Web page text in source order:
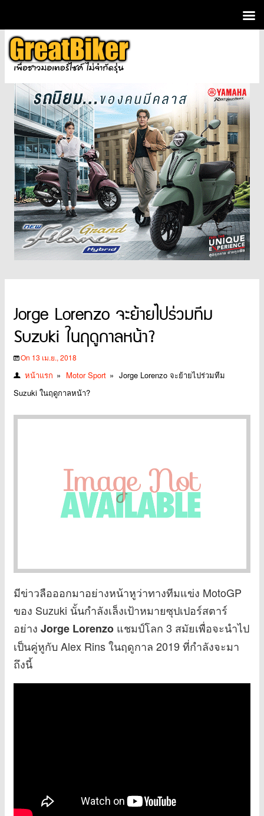
Jorge Lorenzo จะย้ายไปร่วมทีม
Suzuki ในฤดูกาลหน้า?
On 13 เม.ย., 2018
หน้าแรก » Motor Sport » Jorge Lorenzo จะย้ายไปร่วมทีม
Suzuki ในฤดูกาลหน้า?
มีข่าวลือออกมาอย่างหน้าหูว่าทางทีมแข่ง MotoGP
ของ Suzuki นั้นกำลังเล็งเป้าหมายซุปเปอร์สตาร์
อย่าง Jorge Lorenzo แชมป์โลก 3 สมัยเพื่อจะนำไป
เป็นคู่หูกับ Alex Rins ในฤดูกาล 2019 ที่กำลังจะมา
ถึงนี้